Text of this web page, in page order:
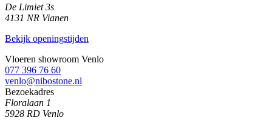
De Limiet 3s
4131 NR Vianen
Bekijk openingstijden
Vloeren showroom Venlo
077 396 76 60
venlo@nibostone.nl
Bezoekadres
Floralaan 1
5928 RD Venlo